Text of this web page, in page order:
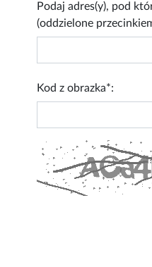
Podaj adres(y), pod
(oddzielone
Kod z obrazka*: